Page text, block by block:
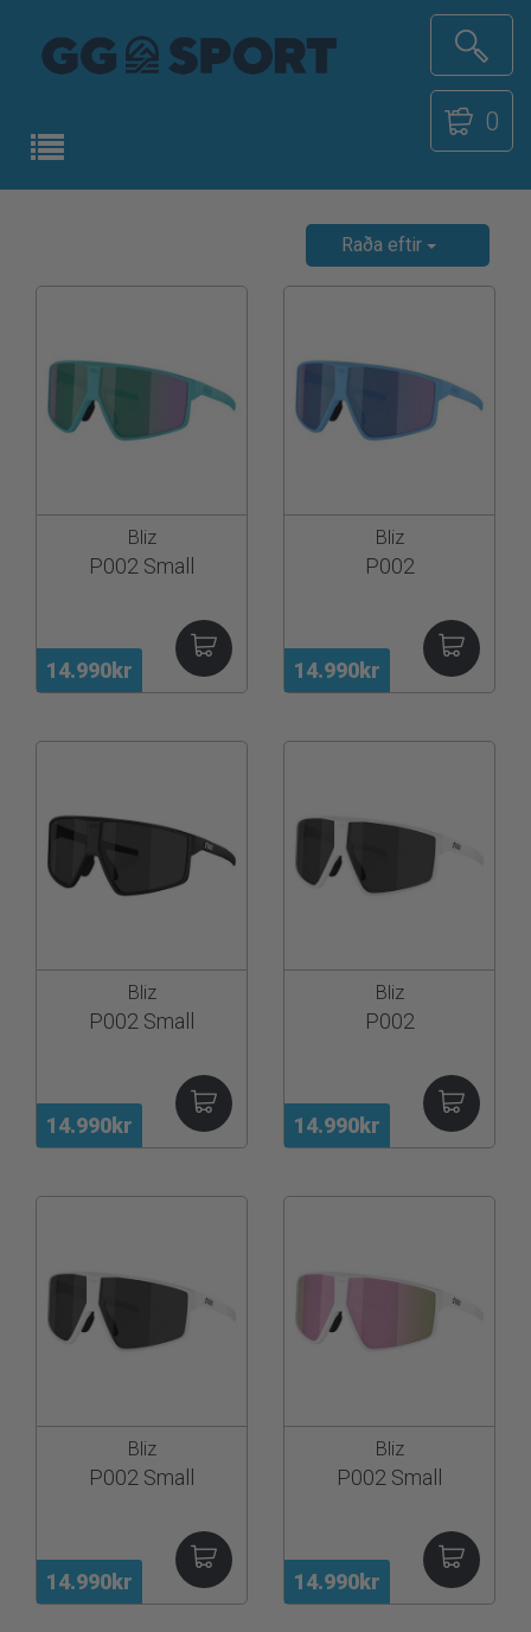
0
Raða eftir
14.990kr
Bliz
P002 Small
14.990kr
Bliz
P002
14.990kr
Bliz
P002 Small
14.990kr
Bliz
P002
14.990kr
Bliz
P002 Small
14.990kr
Bliz
P002 Small